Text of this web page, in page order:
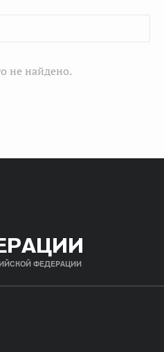
не найдено.
ФЕДЕРАЦИИ